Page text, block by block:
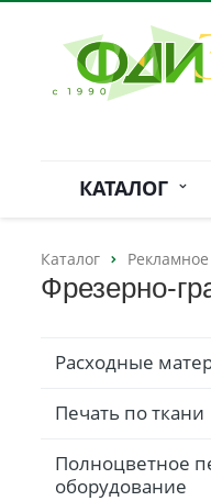
КАТАЛОГ
Каталог
Фрезерно-
Расходные
Печать по ткани
Полноцветное
оборудование